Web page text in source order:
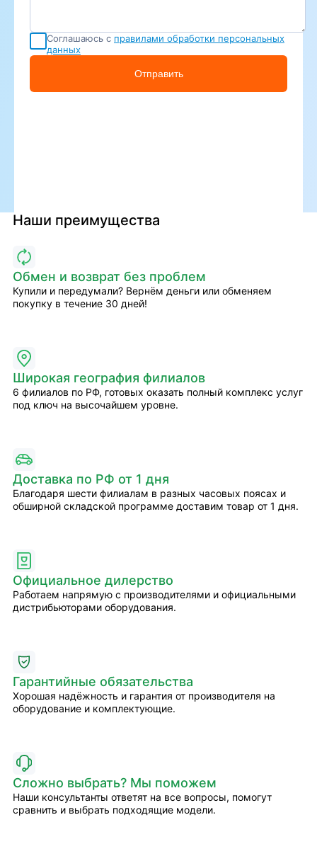
Соглашаюсь с правилами обработки персональных
данных
Отправить
Наши преимущества
Обмен и возврат без проблем
Купили и передумали? Вернём деньги или обменяем
покупку в течение 30 дней!
Широкая география филиалов
6 филиалов по РФ, готовых оказать полный комплекс услуг
под ключ на высочайшем уровне.
Доставка по РФ от 1 дня
Благодаря шести филиалам в разных часовых поясах и
обширной складской программе доставим товар от 1 дня.
Официальное дилерство
Работаем напрямую с производителями и официальными
дистрибьюторами оборудования.
Гарантийные обязательства
Хорошая надёжность и гарантия от производителя на
оборудование и комплектующие.
Сложно выбрать? Мы поможем
Наши консультанты ответят на все вопросы, помогут
сравнить и выбрать подходящие модели.